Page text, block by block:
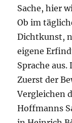
Sache, hier
Ob im
Dichtkunst,
eigene
Sprache aus.
Zuerst der
Vergleichen
Hoffmanns